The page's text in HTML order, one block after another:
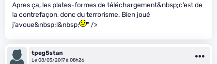
Apres ça, les plates-formes de téléchargement&nbsp;c’est de
la contrefaçon, donc du terrorisme. Bien joué
j’avoue&nbsp;!&nbsp;
" />
tpeg5stan
Le 08/03/2017 à 08h26